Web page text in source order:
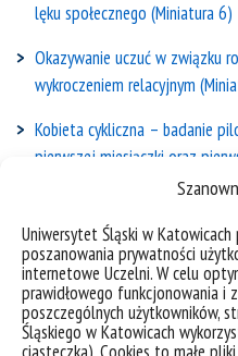
Uniwersytet Śląski w
poszanowania prywatności
internetowe Uczelni. W celu
prawidłowego funkcjonowania i
poszczególnych użytkowników,
Śląskiego w Katowicach
lęku społecznego (Miniatura 6)
Okazywanie uczuć w związku
wykroczeniem relacyjnym
Kobieta cykliczna – badanie
pierwszej miesiączki oraz
grupie polskich kobiet
Konceptualizacja
podstawie modelu
Regulacja emocjonalna a
Badanie z pomiarem